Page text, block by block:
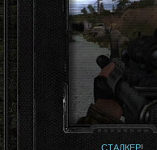
СТАЛКЕР!